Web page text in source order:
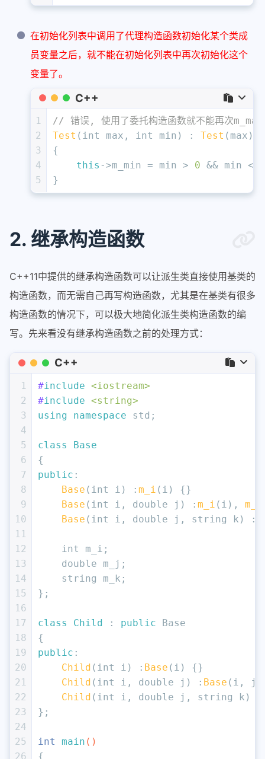
在初始化列表中调用了代理构造函数初始化某个类成
员变量之后，就不能在初始化列表中再次初始化这个
变量了。
C++
1
2
3
4
5
// 错误, 使用了委托构造函数就不能再次m_max
Test ( int max, int min) : Test
{
this ->m_min = min > 0 && min <
}
2. 继承构造函数
C++11中提供的继承构造函数可以让派生类直接使用基类的
构造函数，而无需自己再写构造函数，尤其是在基类有很多
构造函数的情况下，可以极大地简化派生类构造函数的编
写。先来看没有继承构造函数之前的处理方式：
C++
1
2
3
4
5
6
7
8
9
10
11
12
13
14
15
16
17
18
19
20
21
22
23
24
25
26
#include <iostream>
#include <string>
using
namespace std;
class
Base
{
public :
Base ( int i) : m_i (i) {}
Base ( int i, double j) : m_i (i), m_j
Base ( int i, double j, string k) :
int
m_i;
double m_j;
    string m_k;
};
class Child : public Base
{
public :
Child ( int i) : Base (i) {}
Child ( int i, double j) : Base (i, j)
Child ( int i, double j, string k) :
};
int main ()
{